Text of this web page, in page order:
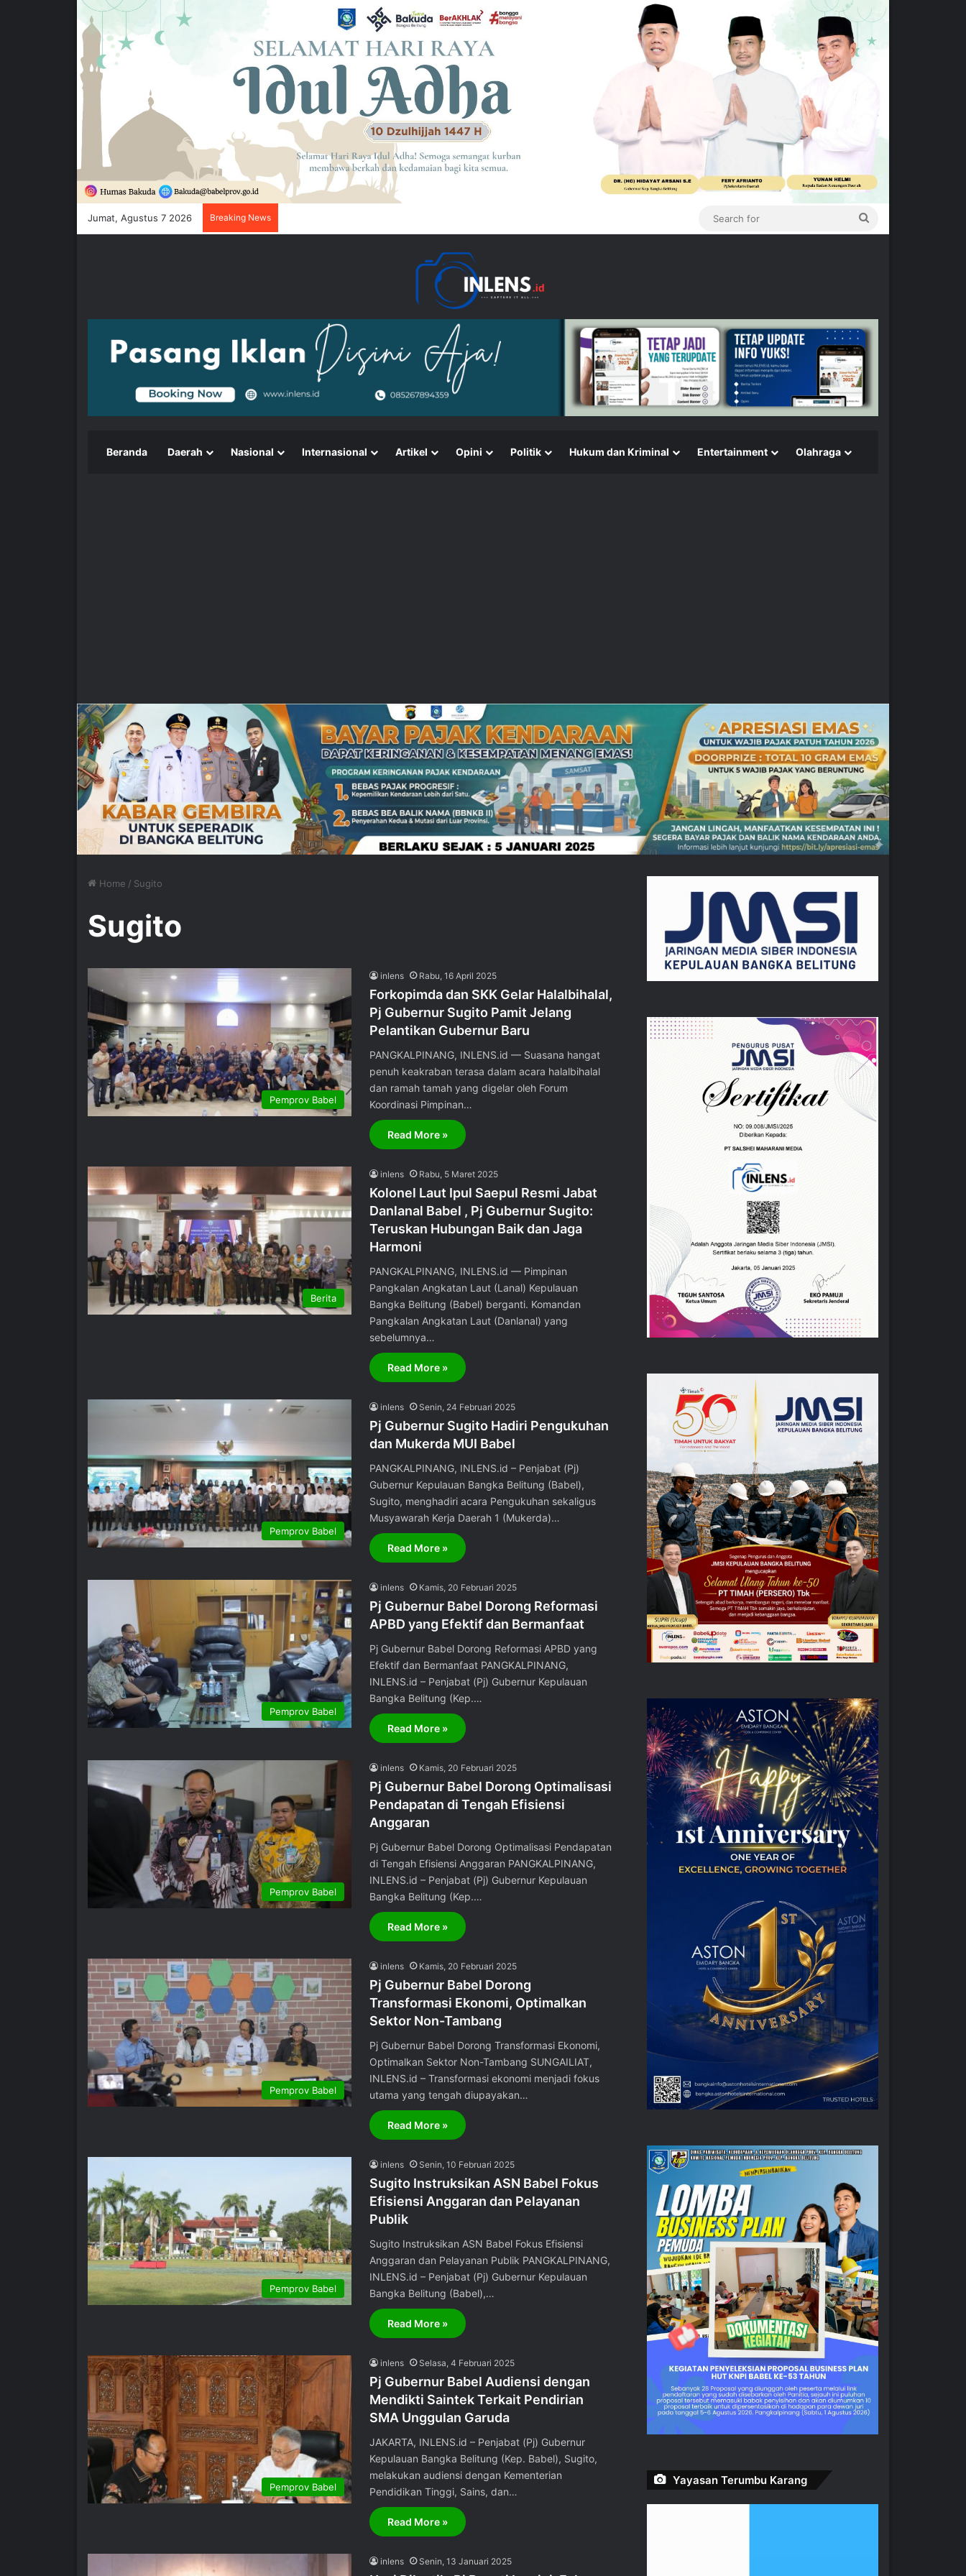
Jumat, Agustus 7 2026 Breaking News
Beranda Daerah Nasional Internasional Artikel Opini Politik Hukum dan Kriminal Entertainment Olahraga
Home / Sugito
Sugito
Pemprov Babel
inlens Rabu, 16 April 2025
Forkopimda dan SKK Gelar Halalbihalal,
Pj Gubernur Sugito Pamit Jelang
Pelantikan Gubernur Baru
PANGKALPINANG, INLENS.id — Suasana hangat
penuh keakraban terasa dalam acara halalbihalal
dan ramah tamah yang digelar oleh Forum
Koordinasi Pimpinan…
Read More »
Berita
inlens Rabu, 5 Maret 2025
Kolonel Laut Ipul Saepul Resmi Jabat
Danlanal Babel , Pj Gubernur Sugito:
Teruskan Hubungan Baik dan Jaga
Harmoni
PANGKALPINANG, INLENS.id — Pimpinan
Pangkalan Angkatan Laut (Lanal) Kepulauan
Bangka Belitung (Babel) berganti. Komandan
Pangkalan Angkatan Laut (Danlanal) yang
sebelumnya…
Read More »
Pemprov Babel
inlens Senin, 24 Februari 2025
Pj Gubernur Sugito Hadiri Pengukuhan
dan Mukerda MUI Babel
PANGKALPINANG, INLENS.id – Penjabat (Pj)
Gubernur Kepulauan Bangka Belitung (Babel),
Sugito, menghadiri acara Pengukuhan sekaligus
Musyawarah Kerja Daerah 1 (Mukerda)…
Read More »
Pemprov Babel
inlens Kamis, 20 Februari 2025
Pj Gubernur Babel Dorong Reformasi
APBD yang Efektif dan Bermanfaat
Pj Gubernur Babel Dorong Reformasi APBD yang
Efektif dan Bermanfaat PANGKALPINANG,
INLENS.id – Penjabat (Pj) Gubernur Kepulauan
Bangka Belitung (Kep.…
Read More »
Pemprov Babel
inlens Kamis, 20 Februari 2025
Pj Gubernur Babel Dorong Optimalisasi
Pendapatan di Tengah Efisiensi
Anggaran
Pj Gubernur Babel Dorong Optimalisasi Pendapatan
di Tengah Efisiensi Anggaran PANGKALPINANG,
INLENS.id – Penjabat (Pj) Gubernur Kepulauan
Bangka Belitung (Kep.…
Read More »
Pemprov Babel
inlens Kamis, 20 Februari 2025
Pj Gubernur Babel Dorong
Transformasi Ekonomi, Optimalkan
Sektor Non-Tambang
Pj Gubernur Babel Dorong Transformasi Ekonomi,
Optimalkan Sektor Non-Tambang SUNGAILIAT,
INLENS.id – Transformasi ekonomi menjadi fokus
utama yang tengah diupayakan…
Read More »
Pemprov Babel
inlens Senin, 10 Februari 2025
Sugito Instruksikan ASN Babel Fokus
Efisiensi Anggaran dan Pelayanan
Publik
Sugito Instruksikan ASN Babel Fokus Efisiensi
Anggaran dan Pelayanan Publik PANGKALPINANG,
INLENS.id – Penjabat (Pj) Gubernur Kepulauan
Bangka Belitung (Babel),…
Read More »
Pemprov Babel
inlens Selasa, 4 Februari 2025
Pj Gubernur Babel Audiensi dengan
Mendikti Saintek Terkait Pendirian
SMA Unggulan Garuda
JAKARTA, INLENS.id – Penjabat (Pj) Gubernur
Kepulauan Bangka Belitung (Kep. Babel), Sugito,
melakukan audiensi dengan Kementerian
Pendidikan Tinggi, Sains, dan…
Read More »
inlens Senin, 13 Januari 2025
Yayasan Terumbu Karang